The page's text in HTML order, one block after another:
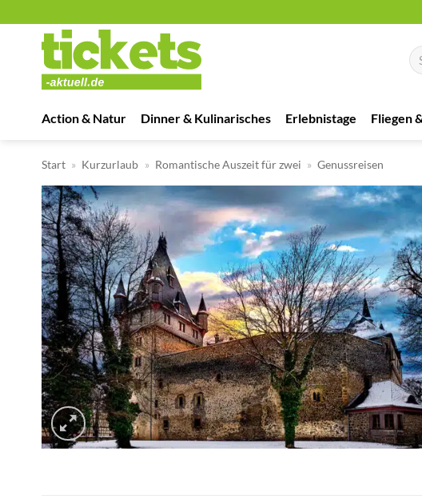
springen
Action & Natur Dinner & Kulinarisches Erlebnistage Fliegen
Start » Kurzurlaub » Romantische Auszeit für zwei » Genussreisen